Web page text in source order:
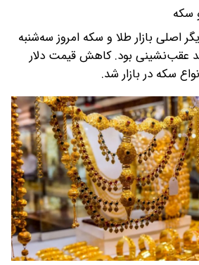
سکه
اصلی بازار طلا و سکه امروز سه‌شنبه
۱۴۰۴ شاهد عقب‌نشینی بود. کاهش قیمت دلار
سکه در بازار شد.